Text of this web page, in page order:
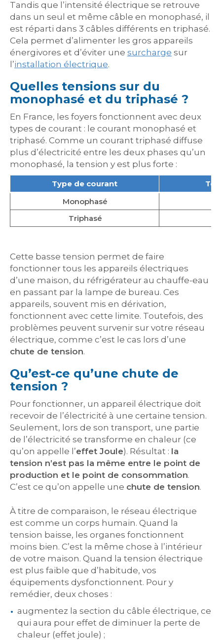
Tandis que l’intensité électrique se retrouve
dans un seul et même câble en monophasé, il
est réparti dans 3 câbles différents en triphasé.
Cela permet d’alimenter les gros appareils
énergivores et d’éviter une surcharge sur
l’installation électrique.
Quelles tensions sur du
monophasé et du triphasé ?
En France, les foyers fonctionnent avec deux
types de courant : le courant monophasé et
triphasé. Comme un courant triphasé diffuse
plus d’électricité entre les deux phases qu’un
monophasé, la tension y est plus forte :
Type de courant
Monophasé
Triphasé
Cette basse tension permet de faire
fonctionner tous les appareils électriques
d’une maison, du réfrigérateur au chauffe-eau
en passant par la lampe de bureau. Ces
appareils, souvent mis en dérivation,
fonctionnent avec cette limite. Toutefois, des
problèmes peuvent survenir sur votre réseau
électrique, comme c’est le cas lors d’une
chute de tension.
Qu’est-ce qu’une chute de
tension ?
Pour fonctionner, un appareil électrique doit
recevoir de l’électricité à une certaine tension.
Seulement, lors de son transport, une partie
de l’électricité se transforme en chaleur (ce
qu’on appelle l’effet Joule). Résultat : la
tension n’est pas la même entre le point de
production et le point de consommation.
C’est ce qu’on appelle une chute de tension.
À titre de comparaison, le réseau électrique
est comme un corps humain. Quand la
tension baisse, les organes fonctionnent
moins bien. C’est la même chose à l’intérieur
de votre maison. Quand la tension électrique
est plus faible que d’habitude, vos
équipements dysfonctionnent. Pour y
remédier, deux choses :
augmentez la section du câble électrique, ce
qui aura pour effet de diminuer la perte de
chaleur (effet joule) ;